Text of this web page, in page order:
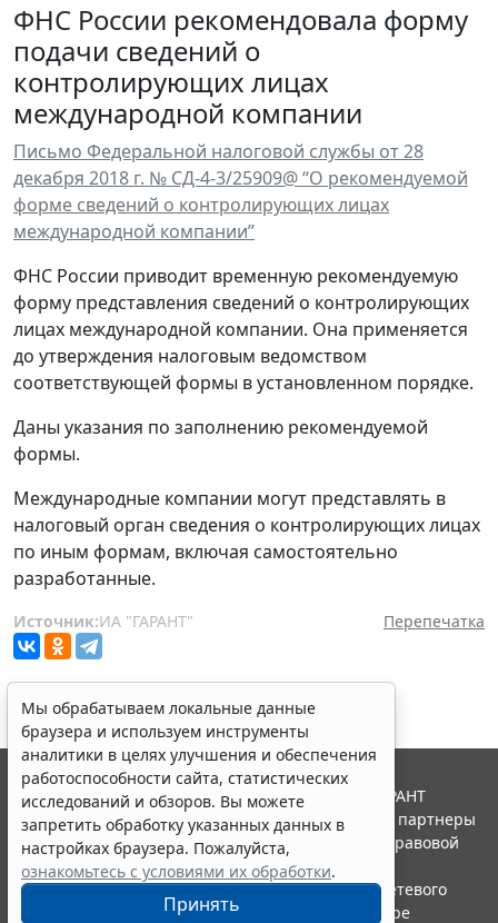
ФНС России рекомендовала форму
подачи сведений о
контролирующих лицах
международной компании
Письмо Федеральной налоговой службы от 28
декабря 2018 г. № СД-4-3/25909@ “О рекомендуемой
форме сведений о контролирующих лицах
международной компании”
ФНС России приводит временную рекомендуемую
форму представления сведений о контролирующих
лицах международной компании. Она применяется
до утверждения налоговым ведомством
соответствующей формы в установленном порядке.
Даны указания по заполнению рекомендуемой
формы.
Международные компании могут представлять в
налоговый орган сведения о контролирующих лицах
по иным формам, включая самостоятельно
разработанные.
Источник:ИА "ГАРАНТ" Перепечатка
Мы обрабатываем локальные данные
браузера и используем инструменты
аналитики в целях улучшения и обеспечения
работоспособности сайта, статистических
исследований и обзоров. Вы можете
запретить обработку указанных данных в
настройках браузера. Пожалуйста,
ознакомьтесь с условиями их обработки.
Принять
© ООО "НПП "ГАРАНТ-СЕРВИС", 2026. Система ГАРАНТ
выпускается с 1990 года. Компания "Гарант" и ее партнеры
являются участниками Российской ассоциации правовой
информации ГАРАНТ.
Портал ГАРАНТ.РУ зарегистрирован в качестве сетевого
издания Федеральной службой по надзору в сфере